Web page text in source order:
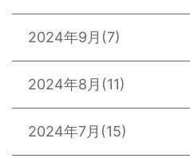
2024年9月 (7)
2024年8月 (11)
2024年7月 (15)